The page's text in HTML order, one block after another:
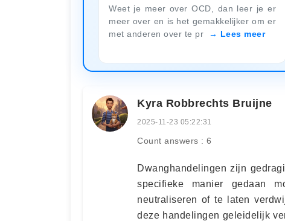
Weet je meer over OCD, dan leer je er
meer over en is het gemakkelijker om er
met anderen over te pr
Lees meer
Kyra Robbrechts Bruijne
2025-11-23 05:22:31
Count answers : 6
Dwanghandelingen zijn
specifieke manier gedaan
neutraliseren of te laten
deze handelingen geleidelijk